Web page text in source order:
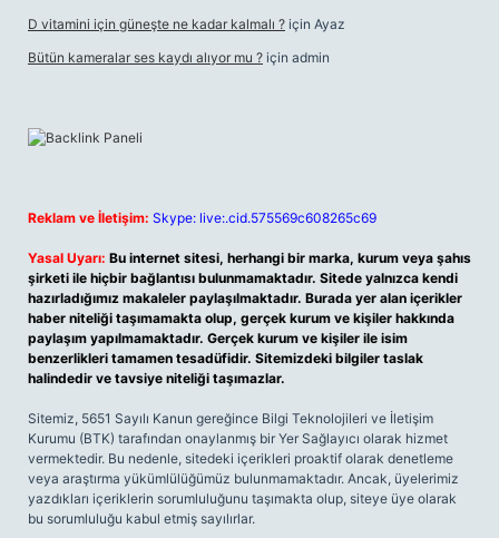
D vitamini için güneşte ne kadar kalmalı ? için Ayaz
Bütün kameralar ses kaydı alıyor mu ? için admin
Reklam ve İletişim: Skype: live:.cid.575569c608265c69
Yasal Uyarı: Bu internet sitesi, herhangi bir marka, kurum veya şahıs
şirketi ile hiçbir bağlantısı bulunmamaktadır. Sitede yalnızca kendi
hazırladığımız makaleler paylaşılmaktadır. Burada yer alan içerikler
haber niteliği taşımamakta olup, gerçek kurum ve kişiler hakkında
paylaşım yapılmamaktadır. Gerçek kurum ve kişiler ile isim
benzerlikleri tamamen tesadüfidir. Sitemizdeki bilgiler taslak
halindedir ve tavsiye niteliği taşımazlar.
Sitemiz, 5651 Sayılı Kanun gereğince Bilgi Teknolojileri ve İletişim
Kurumu (BTK) tarafından onaylanmış bir Yer Sağlayıcı olarak hizmet
vermektedir. Bu nedenle, sitedeki içerikleri proaktif olarak denetleme
veya araştırma yükümlülüğümüz bulunmamaktadır. Ancak, üyelerimiz
yazdıkları içeriklerin sorumluluğunu taşımakta olup, siteye üye olarak
bu sorumluluğu kabul etmiş sayılırlar.